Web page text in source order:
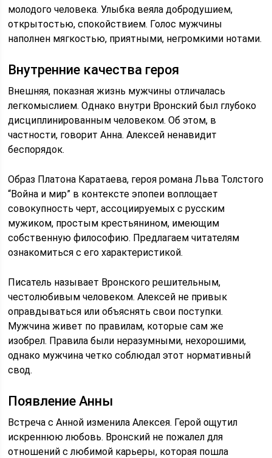
молодого человека. Улыбка веяла добродушием,
открытостью, спокойствием. Голос мужчины
наполнен мягкостью, приятными, негромкими нотами.
Внутренние качества героя
Внешняя, показная жизнь мужчины отличалась
легкомыслием. Однако внутри Вронский был глубоко
дисциплинированным человеком. Об этом, в
частности, говорит Анна. Алексей ненавидит
беспорядок.
Образ Платона Каратаева, героя романа Льва Толстого
“Война и мир” в контексте эпопеи воплощает
совокупность черт, ассоциируемых с русским
мужиком, простым крестьянином, имеющим
собственную философию. Предлагаем читателям
ознакомиться с его характеристикой.
Писатель называет Вронского решительным,
честолюбивым человеком. Алексей не привык
оправдываться или объяснять свои поступки.
Мужчина живет по правилам, которые сам же
изобрел. Правила были неразумными, нехорошими,
однако мужчина четко соблюдал этот нормативный
свод.
Появление Анны
Встреча с Анной изменила Алексея. Герой ощутил
искреннюю любовь. Вронский не пожалел для
отношений с любимой карьеры, которая пошла